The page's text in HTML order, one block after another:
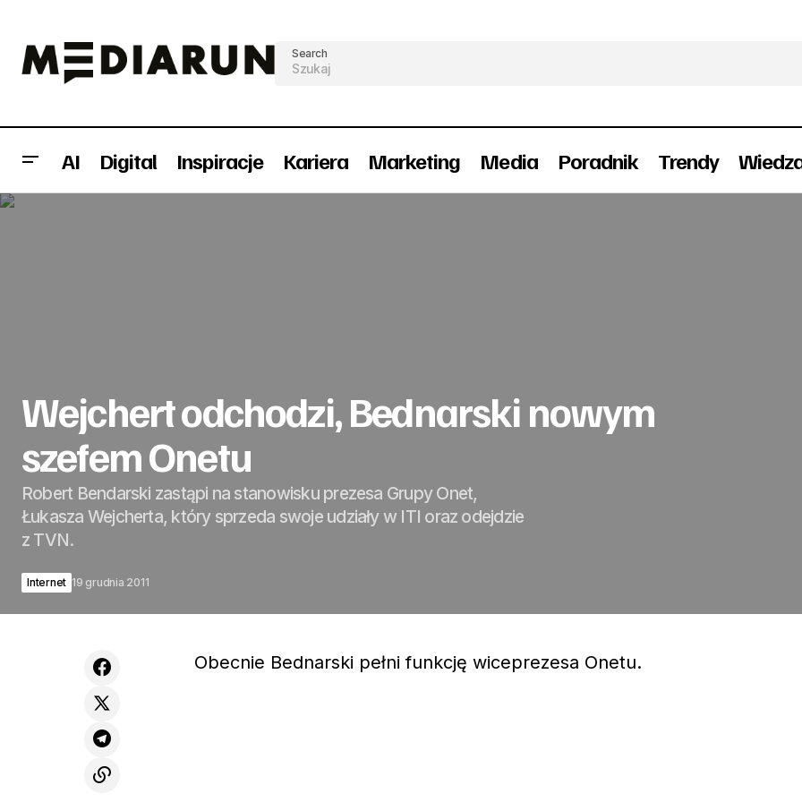
Search
AI Digital Inspiracje Kariera Marketing Media Poradnik Trendy
Wejchert odchodzi, Bednarski nowym
szefem Onetu
Robert Bendarski zastąpi na stanowisku prezesa Grupy Onet,
Łukasza Wejcherta, który sprzeda swoje udziały w ITI oraz odejdzie
z TVN.
Internet 19 grudnia 2011
Obecnie Bednarski pełni funkcję wiceprezesa Onetu.